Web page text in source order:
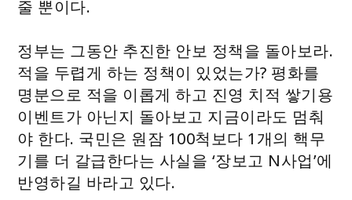
줄 뿐이다.
정부는 그동안 추진한 안보 정책을 돌아보라.
적을 두렵게 하는 정책이 있었는가? 평화를
명분으로 적을 이롭게 하고 진영 치적 쌓기용
이벤트가 아닌지 돌아보고 지금이라도 멈춰
야 한다. 국민은 원잠 100척보다 1개의 핵무
기를 더 갈급한다는 사실을 ‘장보고 N사업’에
반영하길 바라고 있다.